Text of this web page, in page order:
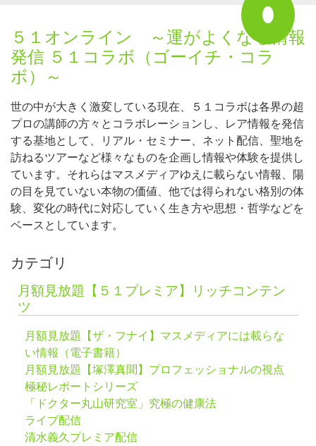
５１オンライン ～運がよくなる情報
発信 ５１コラボ（ゴーイチ・コラ
ボ）～
世の中が大きく激変している現在、５１コラボは各界の超
プロの講師の方々とコラボレーションし、レア情報を発信
する基地として、リアル・セミナー、ネット配信、聖地を
訪ねるツアーなど様々なものを企画し情報や体験を提供し
ています。それらはマスメディアゆえに載らない情報、陽
の目を見ていない本物の価値、他では得られない格別の体
験、変化の時代に対応していく生き方や思想・哲学などを
ベースとしています。
カテゴリ
月額見放題【５１プレミア】リッチコンテン
ツ
月額見放題【ザ・フナイ】マスメディアには載らな
い情報（電子書籍）
月額見放題【塚澤真聞】プロフェッショナルの視点
極秘レポートシリーズ
「ドクター丸山研究室」究極の健康法
ライブ配信
清水義久プレミア配信